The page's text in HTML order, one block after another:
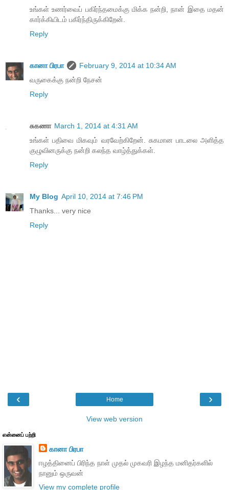
உங்கள் உணர்வைப் பகிர்ந்தமைக்கு மிக்க நன்றி, நான் இதை மதன்
கார்க்கியிடம் பகிர்ந்திருக்கிறேன்.
Reply
கானா பிரபா
February 9, 2014 at 10:34 AM
வருகைக்கு நன்றி நேசன்
Reply
சுகணா March 1, 2014 at 4:31 AM
உங்கள் பதிவை மிகவும் வரவேற்கிறேன். சுகமான பாடலை அளித்த
குழுவினருக்கு நன்றி கலந்த வாழ்த்துக்கள்.
Reply
My Blog April 10, 2014 at 7:46 PM
Thanks... very nice
Reply
‹ ›
Home
View web version
என்னைப் பற்றி
கானா பிரபா
ஈழத்தினைப் பிரிந்த நாள் முதல் முகவரி இழந்த மனிதர்களில்
நானும் ஒருவன்
View my complete profile